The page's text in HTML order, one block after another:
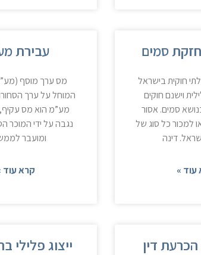
סמים
חוקית בישראל
וישנם חוקים
סמים. אסור
למכור כל סוג של
דינה
עוד »
עבירת
מס ערך מוסף
המוחל על ערך
מע”מ הוא מס
נגבה על ידי המוכר
ומועבר
קרא עוד
דין ייצוג פלילי